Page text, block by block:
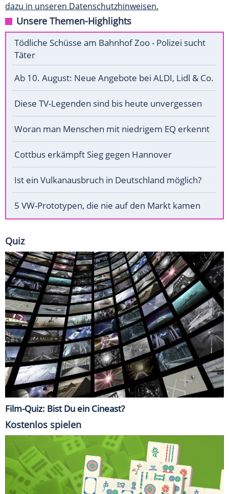
dazu in unseren Datenschutzhinweisen.
Unsere Themen-Highlights
Tödliche Schüsse am Bahnhof Zoo - Polizei sucht
Täter
Ab 10. August: Neue Angebote bei ALDI, Lidl & Co.
Diese TV-Legenden sind bis heute unvergessen
Woran man Menschen mit niedrigem EQ erkennt
Cottbus erkämpft Sieg gegen Hannover
Ist ein Vulkanausbruch in Deutschland möglich?
5 VW-Prototypen, die nie auf den Markt kamen
Quiz
Film-Quiz: Bist Du ein Cineast?
Kostenlos spielen